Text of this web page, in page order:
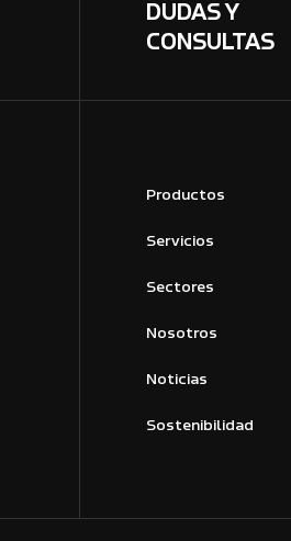
DUDAS Y
CONSULTAS
Productos
Servicios
Sectores
Nosotros
Noticias
Sostenibilidad